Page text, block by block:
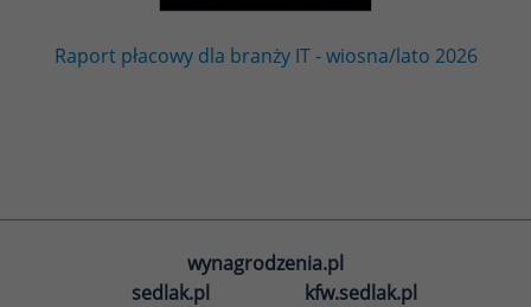
Raport płacowy dla branży IT - wiosna/lato 2026
wynagrodzenia.pl
sedlak.pl
kfw.sedlak.pl